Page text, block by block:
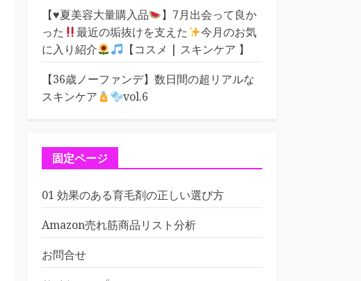
【♥️夏美容大量購入品
】7月出会って良か
った
最近の垢抜けを支えた
今月のお気
に入り紹介
【コスメ | スキンケア 】
【36歳ノーファンデ】数日間の超リアルな
スキンケア
vol.6
固定ページ
01 効果のある育毛剤の正しい選び方
Amazon売れ筋商品リスト分析
お問合せ